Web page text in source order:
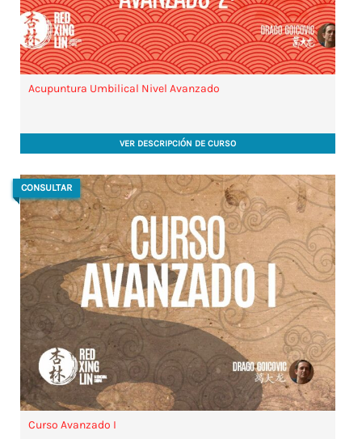
Acupuntura Umbilical Nivel Avanzado
VER DESCRIPCIÓN DE CURSO
CONSULTAR
Curso Avanzado I